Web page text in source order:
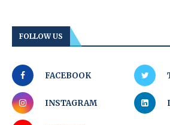
FOLLOW US
FACEBOOK
INSTAGRAM